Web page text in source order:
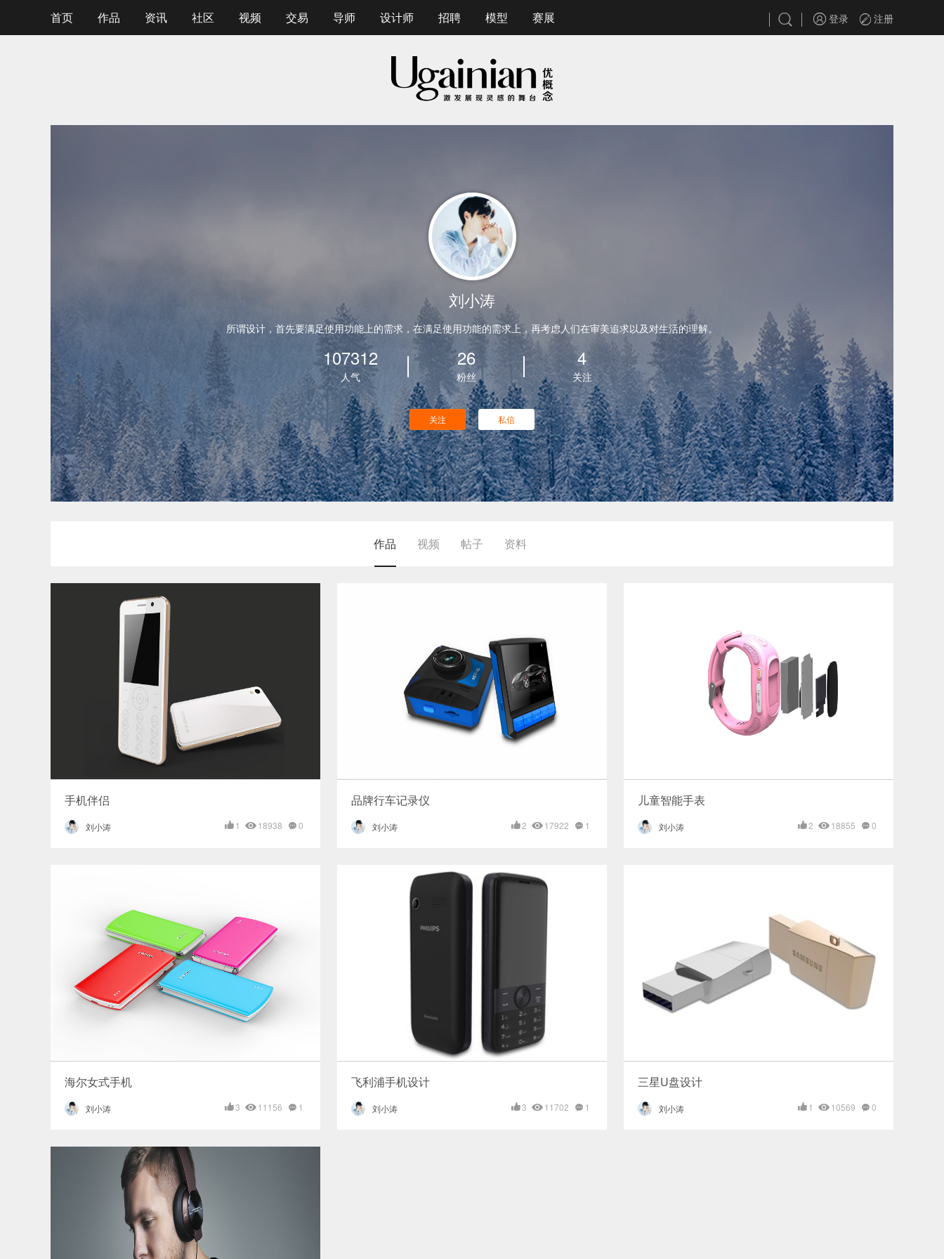
首页 作品 资讯 社区 视频 交易 导师 设计师 招聘 模型 赛展 登录 注册
刘小涛
所谓设计，首先要满足使用功能上的需求，在满足使用功能的需求上，再考虑人们在审美追求以及对生活的理解。
107312
人气
26
粉丝
4
关注
关注 私信
作品 视频 帖子 资料
手机伴侣
刘小涛 1 18938 0
品牌行车记录仪
刘小涛 2 17922 1
儿童智能手表
刘小涛 2 18855 0
海尔女式手机
刘小涛 3 11156 1
飞利浦手机设计
刘小涛 3 11702 1
三星U盘设计
刘小涛 1 10569 0